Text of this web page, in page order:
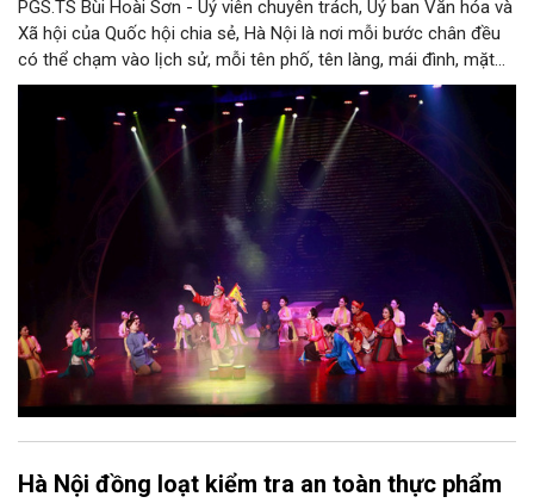
PGS.TS Bùi Hoài Sơn - Uỷ viên chuyên trách, Uỷ ban Văn hóa và
Xã hội của Quốc hội chia sẻ, Hà Nội là nơi mỗi bước chân đều
có thể chạm vào lịch sử, mỗi tên phố, tên làng, mái đình, mặt
hồ, nếp nhà, câu hát, món ăn, làn điệu, nghề thủ công đều có
thể kể một câu chuyện về chiều sâu văn hiến của dân tộc.
Nhưng trong kỷ nguyên mới, câu hỏi đặt ra không chỉ Hà Nội có
bao nhiêu di sản, bao nhiêu văn nghệ sĩ, trí thức, không gian ký
ức, mà là làm thế nào để những giá trị ấy trở thành nguồn lực
phát triển, thành sức mạnh mềm, thành động lực sáng tạo,
thành năng lực cạnh tranh của Thủ đô.
Hà Nội đồng loạt kiểm tra an toàn thực phẩm